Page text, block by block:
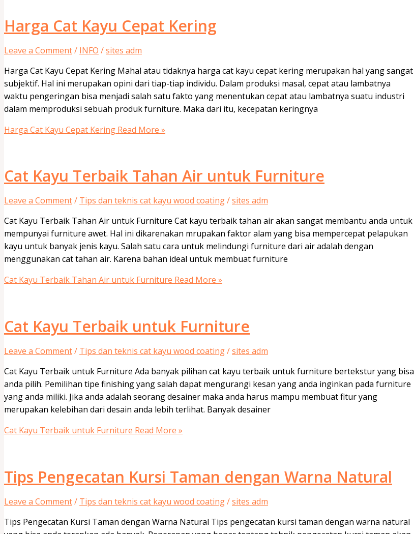
Harga Cat Kayu Cepat Kering
Leave a Comment/ INFO /sites adm
Harga Cat Kayu Cepat Kering Mahal atau tidaknya harga cat kayu cepat kering merupakan hal yang sangat
subjektif. Hal ini merupakan opini dari tiap-tiap individu. Dalam produksi masal, cepat atau lambatnya
waktu pengeringan bisa menjadi salah satu fakto yang menentukan cepat atau lambatnya suatu industri
dalam memproduksi sebuah produk furniture. Maka dari itu, kecepatan keringnya
Harga Cat Kayu Cepat Kering Read More »
Cat Kayu Terbaik Tahan Air untuk Furniture
Leave a Comment/ Tips dan teknis cat kayu wood coating/sites adm
Cat Kayu Terbaik Tahan Air untuk Furniture Cat kayu terbaik tahan air akan sangat membantu anda untuk
mempunyai furniture awet. Hal ini dikarenakan mrupakan faktor alam yang bisa mempercepat pelapukan
kayu untuk banyak jenis kayu. Salah satu cara untuk melindungi furniture dari air adalah dengan
menggunakan cat tahan air. Karena bahan ideal untuk membuat furniture
Cat Kayu Terbaik Tahan Air untuk Furniture Read More »
Cat Kayu Terbaik untuk Furniture
Leave a Comment/ Tips dan teknis cat kayu wood coating/sites adm
Cat Kayu Terbaik untuk Furniture Ada banyak pilihan cat kayu terbaik untuk furniture bertekstur yang bisa
anda pilih. Pemilihan tipe finishing yang salah dapat mengurangi kesan yang anda inginkan pada furniture
yang anda miliki. Jika anda adalah seorang desainer maka anda harus mampu membuat fitur yang
merupakan kelebihan dari desain anda lebih terlihat. Banyak desainer
Cat Kayu Terbaik untuk Furniture Read More »
Tips Pengecatan Kursi Taman dengan Warna Natural
Leave a Comment/ Tips dan teknis cat kayu wood coating/sites adm
Tips Pengecatan Kursi Taman dengan Warna Natural Tips pengecatan kursi taman dengan warna natural